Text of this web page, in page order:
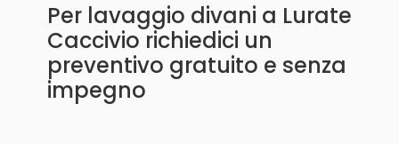
Per lavaggio divani a Lurate
Caccivio richiedici un
preventivo gratuito e senza
impegno